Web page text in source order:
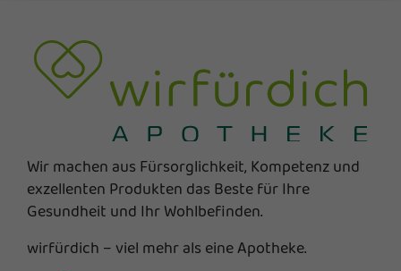
Wir machen aus Fürsorglichkeit, Kompetenz und
exzellenten Produkten das Beste für Ihre
Gesundheit und Ihr Wohlbefinden.
wirfürdich – viel mehr als eine Apotheke.